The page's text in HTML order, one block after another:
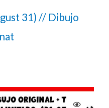
31) // Dibujo